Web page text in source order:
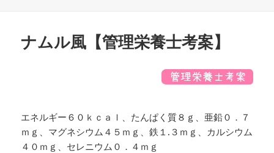
ナムル風【管理栄養士考案】
エネルギー６０ｋｃａｌ、たんぱく質８ｇ、亜鉛０．７
ｍｇ、マグネシウム４５ｍｇ、鉄１.３ｍｇ、カルシウム
４０ｍｇ、セレニウム０．４ｍｇ